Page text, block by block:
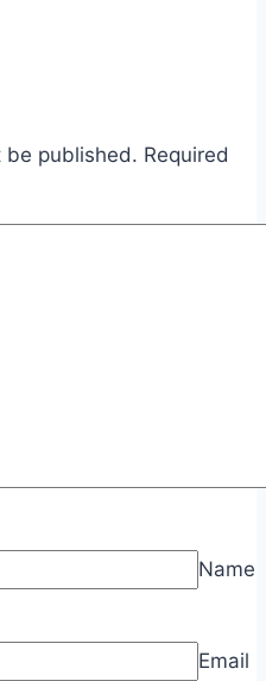
be published. Required
Name
Email